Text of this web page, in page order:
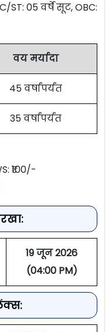
ST: 05 वर्षे सूट, OBC:
वय मर्यादा
45 वर्षांपर्यंत
35 वर्षांपर्यंत
₹100/-
19 जून 2026
(04:00 PM)